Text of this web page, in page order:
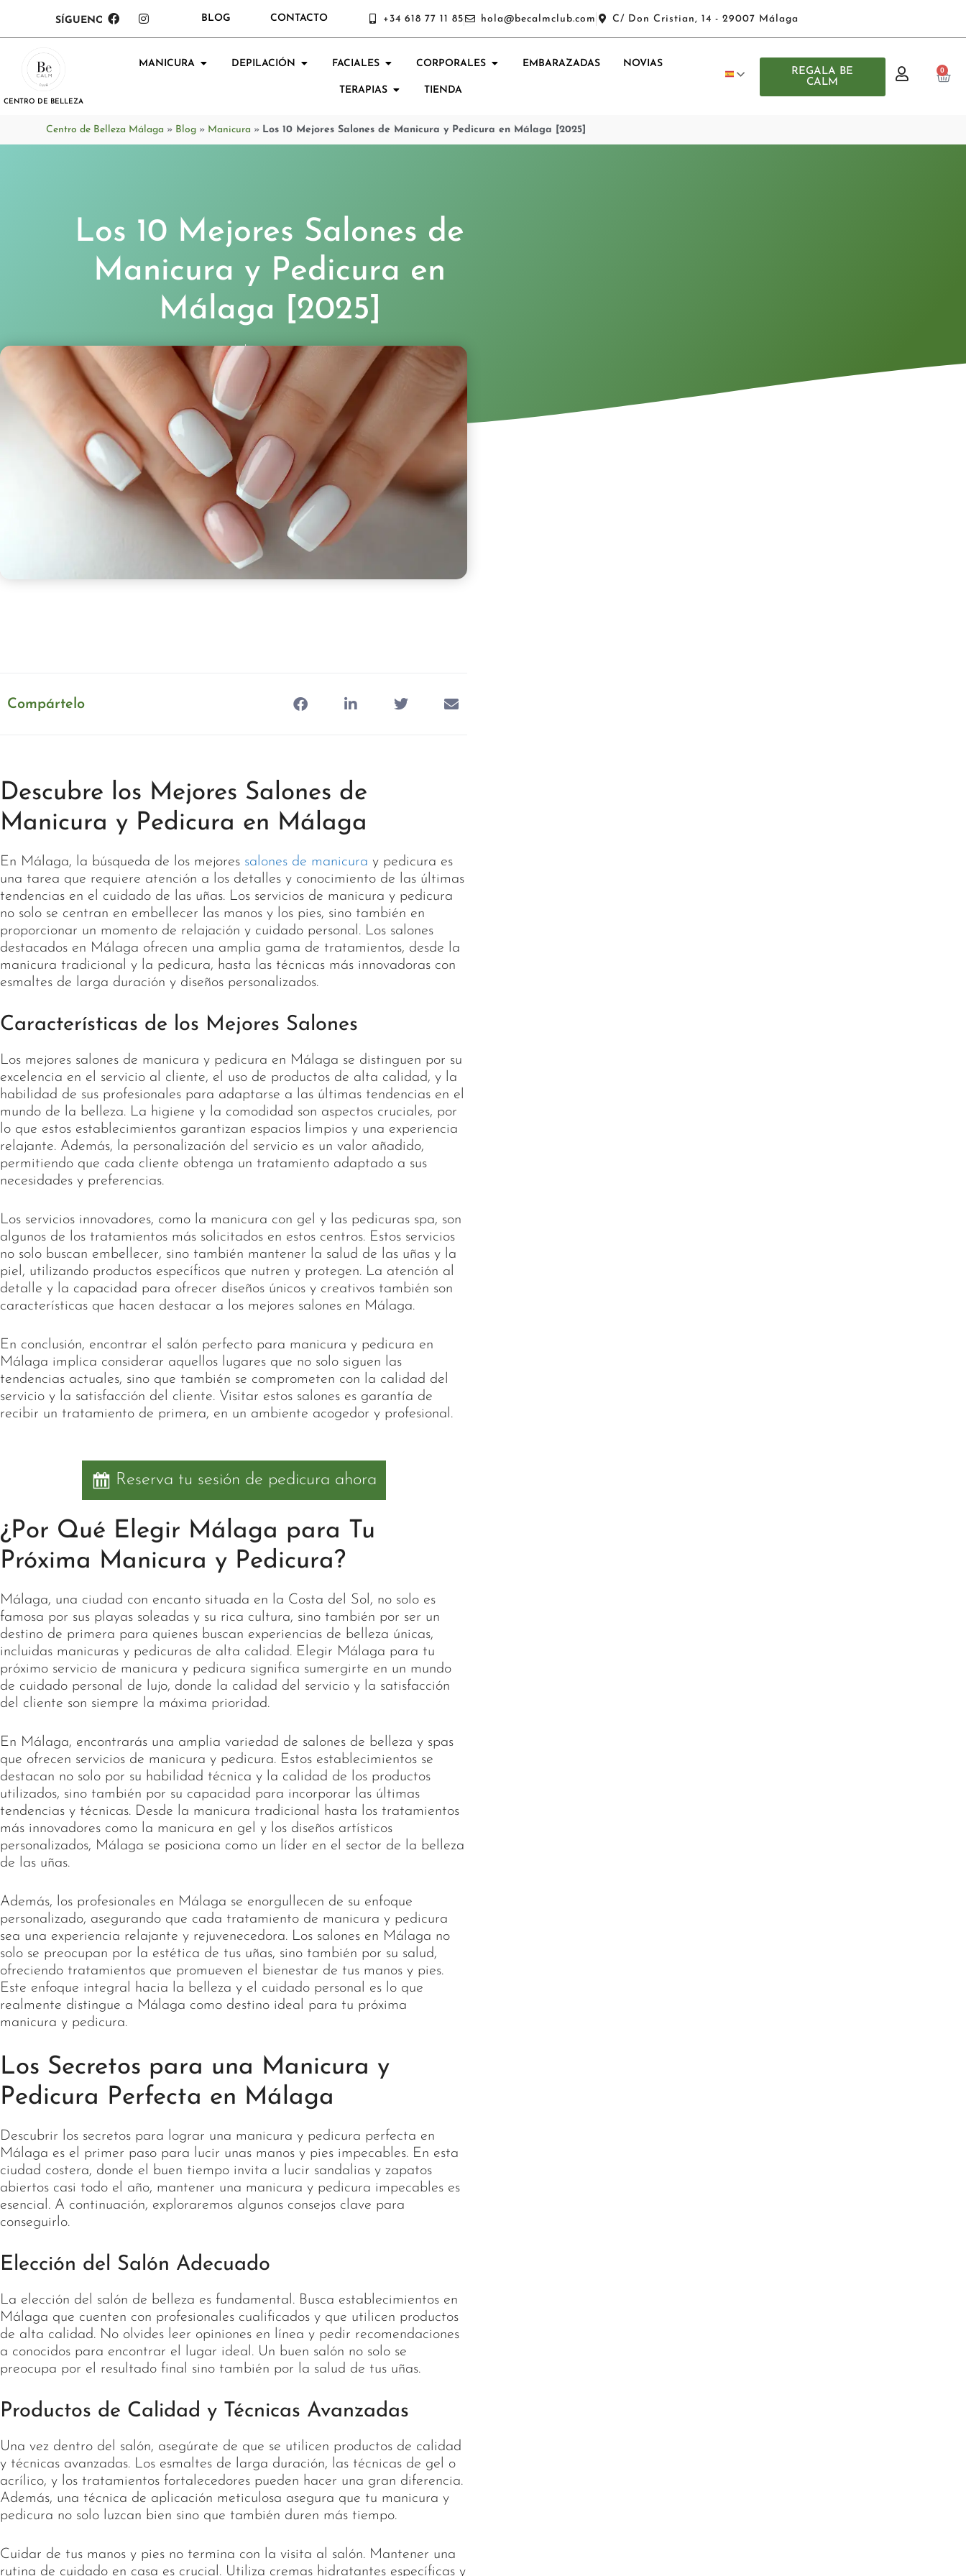
SÍGUENOS: BLOG CONTACTO +34 618 77 11 85 hola@becalmclub.com C/ Don Cristian, 14 - 29007 Málaga
CENTRO DE BELLEZA
MANICURA DEPILACIÓN FACIALES CORPORALES EMBARAZADAS NOVIAS
TERAPIAS TIENDA
REGALA BE
CALM
0
Centro de Belleza Málaga » Blog» Manicura » Los 10 Mejores Salones de Manicura y Pedicura en Málaga [2025]
Los 10 Mejores Salones de
Manicura y Pedicura en
Málaga [2025]
Becalm febrero 21, 2025
Compártelo
Descubre los Mejores Salones de
Manicura y Pedicura en Málaga
En Málaga, la búsqueda de los mejores salones de manicura y pedicura es
una tarea que requiere atención a los detalles y conocimiento de las últimas
tendencias en el cuidado de las uñas. Los servicios de manicura y pedicura
no solo se centran en embellecer las manos y los pies, sino también en
proporcionar un momento de relajación y cuidado personal. Los salones
destacados en Málaga ofrecen una amplia gama de tratamientos, desde la
manicura tradicional y la pedicura, hasta las técnicas más innovadoras con
esmaltes de larga duración y diseños personalizados.
Características de los Mejores Salones
Los mejores salones de manicura y pedicura en Málaga se distinguen por su
excelencia en el servicio al cliente, el uso de productos de alta calidad, y la
habilidad de sus profesionales para adaptarse a las últimas tendencias en el
mundo de la belleza. La higiene y la comodidad son aspectos cruciales, por
lo que estos establecimientos garantizan espacios limpios y una experiencia
relajante. Además, la personalización del servicio es un valor añadido,
permitiendo que cada cliente obtenga un tratamiento adaptado a sus
necesidades y preferencias.
Los servicios innovadores, como la manicura con gel y las pedicuras spa, son
algunos de los tratamientos más solicitados en estos centros. Estos servicios
no solo buscan embellecer, sino también mantener la salud de las uñas y la
piel, utilizando productos específicos que nutren y protegen. La atención al
detalle y la capacidad para ofrecer diseños únicos y creativos también son
características que hacen destacar a los mejores salones en Málaga.
En conclusión, encontrar el salón perfecto para manicura y pedicura en
Málaga implica considerar aquellos lugares que no solo siguen las
tendencias actuales, sino que también se comprometen con la calidad del
servicio y la satisfacción del cliente. Visitar estos salones es garantía de
recibir un tratamiento de primera, en un ambiente acogedor y profesional.
Reserva tu sesión de pedicura ahora
¿Por Qué Elegir Málaga para Tu
Próxima Manicura y Pedicura?
Málaga, una ciudad con encanto situada en la Costa del Sol, no solo es
famosa por sus playas soleadas y su rica cultura, sino también por ser un
destino de primera para quienes buscan experiencias de belleza únicas,
incluidas manicuras y pedicuras de alta calidad. Elegir Málaga para tu
próximo servicio de manicura y pedicura significa sumergirte en un mundo
de cuidado personal de lujo, donde la calidad del servicio y la satisfacción
del cliente son siempre la máxima prioridad.
En Málaga, encontrarás una amplia variedad de salones de belleza y spas
que ofrecen servicios de manicura y pedicura. Estos establecimientos se
destacan no solo por su habilidad técnica y la calidad de los productos
utilizados, sino también por su capacidad para incorporar las últimas
tendencias y técnicas. Desde la manicura tradicional hasta los tratamientos
más innovadores como la manicura en gel y los diseños artísticos
personalizados, Málaga se posiciona como un líder en el sector de la belleza
de las uñas.
Además, los profesionales en Málaga se enorgullecen de su enfoque
personalizado, asegurando que cada tratamiento de manicura y pedicura
sea una experiencia relajante y rejuvenecedora. Los salones en Málaga no
solo se preocupan por la estética de tus uñas, sino también por su salud,
ofreciendo tratamientos que promueven el bienestar de tus manos y pies.
Este enfoque integral hacia la belleza y el cuidado personal es lo que
realmente distingue a Málaga como destino ideal para tu próxima
manicura y pedicura.
Los Secretos para una Manicura y
Pedicura Perfecta en Málaga
Descubrir los secretos para lograr una manicura y pedicura perfecta en
Málaga es el primer paso para lucir unas manos y pies impecables. En esta
ciudad costera, donde el buen tiempo invita a lucir sandalias y zapatos
abiertos casi todo el año, mantener una manicura y pedicura impecables es
esencial. A continuación, exploraremos algunos consejos clave para
conseguirlo.
Elección del Salón Adecuado
La elección del salón de belleza es fundamental. Busca establecimientos en
Málaga que cuenten con profesionales cualificados y que utilicen productos
de alta calidad. No olvides leer opiniones en línea y pedir recomendaciones
a conocidos para encontrar el lugar ideal. Un buen salón no solo se
preocupa por el resultado final sino también por la salud de tus uñas.
Productos de Calidad y Técnicas Avanzadas
Una vez dentro del salón, asegúrate de que se utilicen productos de calidad
y técnicas avanzadas. Los esmaltes de larga duración, las técnicas de gel o
acrílico, y los tratamientos fortalecedores pueden hacer una gran diferencia.
Además, una técnica de aplicación meticulosa asegura que tu manicura y
pedicura no solo luzcan bien sino que también duren más tiempo.
Cuidar de tus manos y pies no termina con la visita al salón. Mantener una
rutina de cuidado en casa es crucial. Utiliza cremas hidratantes específicas y